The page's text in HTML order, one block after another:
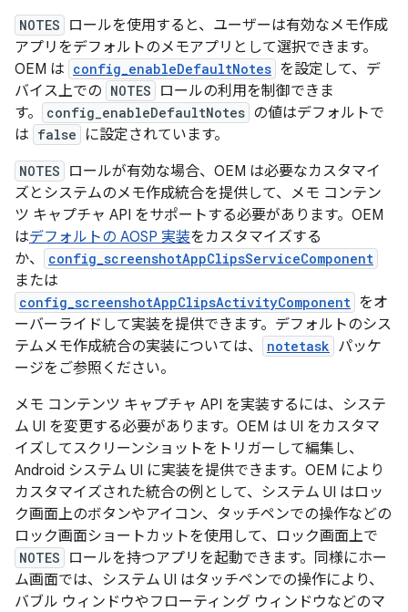
NOTES
ロールを使用すると、ユーザーは有効なメモ作成
アプリをデフォルトのメモアプリとして選択できます。
OEM は config_enableDefaultNotes を設定して、デ
バイス上での NOTES
ロールの利用を制御できま
す。
config_enableDefaultNotes の値はデフォルトで
は false に設定されています。
NOTES
ロールが有効な場合、OEM は必要なカスタマイ
ズとシステムのメモ作成統合を提供して、メモ コンテン
ツ キャプチャ API をサポートする必要があります。OEM
はデフォルトの AOSP 実装をカスタマイズする
か、
config_screenshotAppClipsServiceComponent
または
config_screenshotAppClipsActivityComponent をオ
ーバーライドして実装を提供できます。デフォルトのシス
テムメモ作成統合の実装については、
notetask パッケ
ージをご参照ください。
メモ コンテンツ キャプチャ API を実装するには、システ
ム UI を変更する必要があります。OEM は UI をカスタマ
イズしてスクリーンショットをトリガーして編集し、
Android システム UI に実装を提供できます。OEM により
カスタマイズされた統合の例として、システム UI はロッ
ク画面上のボタンやアイコン、タッチペンでの操作などの
ロック画面ショートカットを使用して、ロック画面上で
NOTES
ロールを持つアプリを起動できます。同様にホー
ム画面では、システム UI はタッチペンでの操作により、
バブル ウィンドウやフローティング ウィンドウなどのマ